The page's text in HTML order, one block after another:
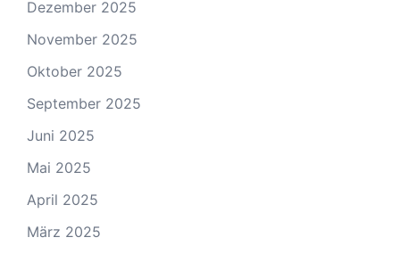
Dezember 2025
November 2025
Oktober 2025
September 2025
Juni 2025
Mai 2025
April 2025
März 2025